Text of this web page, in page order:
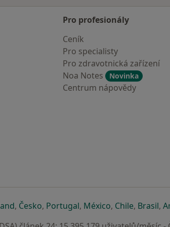
Pro profesionály
Ceník
Pro specialisty
Pro zdravotnická zařízení
Noa Notes
Novinka
Centrum nápovědy
záložce
nové záložce
se otevře v nové záložce
, Českose otevře v nové záložce
, Portugalse otevře v nové
, Méxicose otevře v
, Chilese otevře
, Brasilse
,